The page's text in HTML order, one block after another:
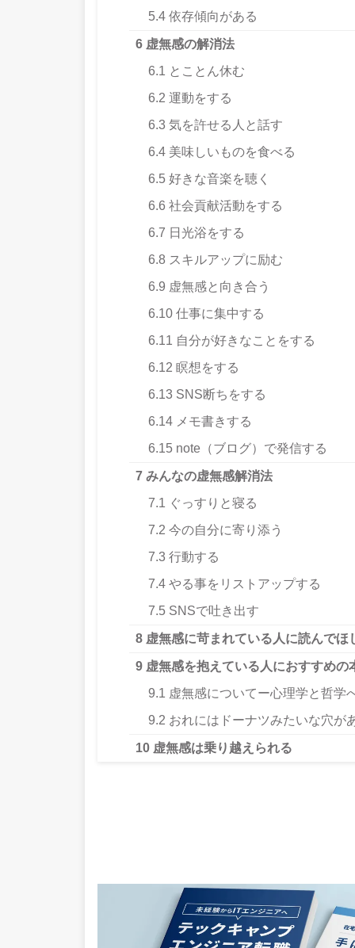
5.4 依存傾向がある
6 虚無感の解消法
6.1 とことん休む
6.2 運動をする
6.3 気を許せる人と話す
6.4 美味しいものを食べる
6.5 好きな音楽を聴く
6.6 社会貢献活動をする
6.7 日光浴をする
6.8 スキルアップに励む
6.9 虚無感と向き合う
6.10 仕事に集中する
6.11 自分が好きなことをする
6.12 瞑想をする
6.13 SNS断ちをする
6.14 メモ書きする
6.15 note（ブログ）で発信する
7 みんなの虚無感解消法
7.1 ぐっすりと寝る
7.2 今の自分に寄り添う
7.3 行動する
7.4 やる事をリストアップする
7.5 SNSで吐き出す
8 虚無感に苛まれている人に読んでほ
9 虚無感を抱えている人におすすめの
9.1 虚無感についてー心理学と哲学
9.2 おれにはドーナツみたいな穴が
10 虚無感は乗り越えられる